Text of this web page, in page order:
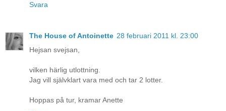
Svara
The House of Antoinette 28 februari 2011 kl. 23:00
Hejsan svejsan,
vilken härlig utlottning.
Jag vill självklart vara med och tar 2 lotter.
Hoppas på tur, kramar Anette